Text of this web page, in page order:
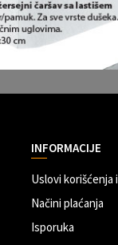
INFORMACIJE
Uslovi korišćenja
Načini plaćanja
Isporuka